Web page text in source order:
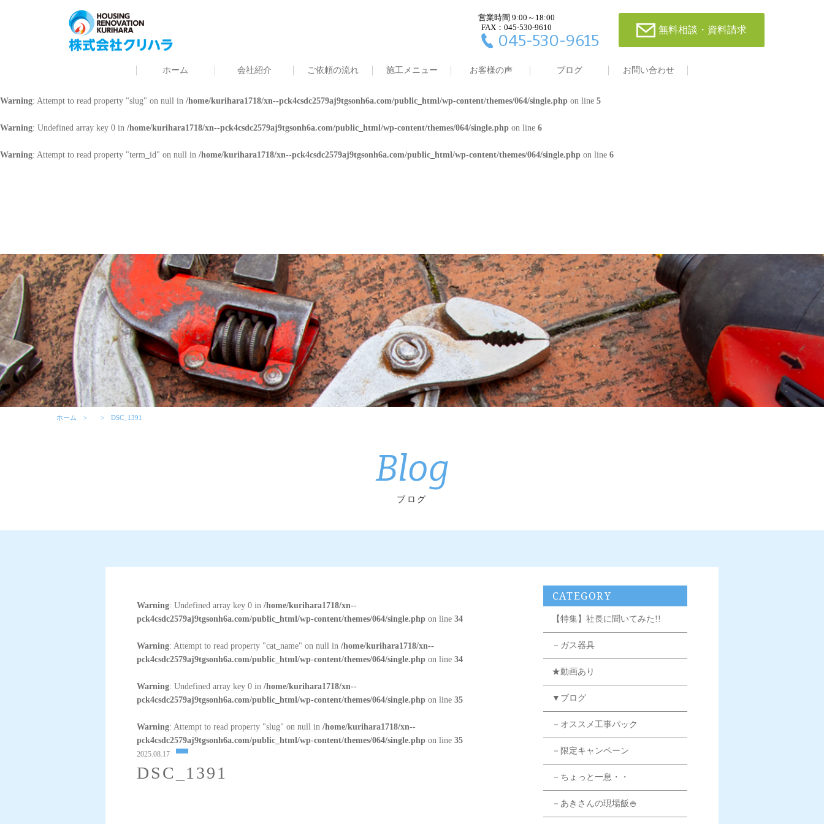
営業時間 9:00～18:00
FAX：045-530-9610
045-530-9615
無料相談・資料請求
ホーム 会社紹介 ご依頼の流れ 施工メニュー お客様の声 ブログ お問い合わせ
: Undefined array key 0 in/home/kurihara1718/xn--pck4csdc2579aj9tgsonh6a.com/public_html/wp-content/themes/064/single.phpon line4
: Attempt to read property "cat_name" on null in /home/kurihara1718/xn--pck4csdc2579aj9tgsonh6a.com/public_html/wp-content/themes/064/single.phpon line 4
/home/kurihara1718/xn--pck4csdc2579aj9tgsonh6a.com/public_html/wp-content/themes/064/single.phpon line
Warning: Attempt to read property "slug" on null in /home/kurihara1718/xn--pck4csdc2579aj9tgsonh6a.com/public_html/wp-content/themes/064/single.php on line 5
Warning: Undefined array key 0 in /home/kurihara1718/xn--pck4csdc2579aj9tgsonh6a.com/public_html/wp-content/themes/064/single.php on line 6
Warning: Attempt to read property "term_id" on null in /home/kurihara1718/xn--pck4csdc2579aj9tgsonh6a.com/public_html/wp-content/themes/064/single.php on line 6
ホーム DSC_1391
Blog
ブログ
Warning: Undefined array key 0 in/home/kurihara1718/xn--
pck4csdc2579aj9tgsonh6a.com/public_html/wp-content/themes/064/single.php on line34
Warning: Attempt to read property "cat_name" on null in/home/kurihara1718/xn--
pck4csdc2579aj9tgsonh6a.com/public_html/wp-content/themes/064/single.php on line34
Warning: Undefined array key 0 in/home/kurihara1718/xn--
pck4csdc2579aj9tgsonh6a.com/public_html/wp-content/themes/064/single.php on line35
Warning: Attempt to read property "slug" on null in/home/kurihara1718/xn--
pck4csdc2579aj9tgsonh6a.com/public_html/wp-content/themes/064/single.php on line35
2025.08.17
DSC_1391
CATEGORY
【特集】社長に聞いてみた!!
－ガス器具
★動画あり
▼ブログ
－オススメ工事パック
－限定キャンペーン
－ちょっと一息・・
－あきさんの現場飯🍚